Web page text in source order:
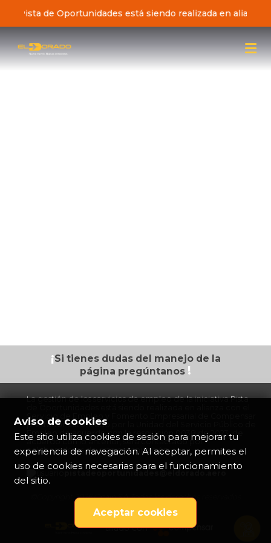
Pista de Oportunidades está siendo realizada en
¡Si tienes dudasdel manejo de la
página pregúntanos !
La gestión de los servicios de empleo de la iniciativa Pista
Servicio de Empleo y Fomento Empresarial de Compensar
prestador autorizado por la Unidad del Servicio Público de
Empleo de acuerdo con la resolución 0038 de 2023, de
acuerdo con lo anterior, será contactado por
colaboradores de esta organización.
pistadeoportunidades@eldorado.
©Copyright 2026 Opain S.A Todos los derechos reservados
aliado con
Aviso de cookies
Este sitio utiliza cookies de sesión para mejorar tu
experiencia de navegación. Al aceptar, permites el
uso de cookies necesarias para el funcionamiento
del sitio.
Aceptar cookies